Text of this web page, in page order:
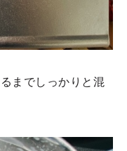
までしっかりと混